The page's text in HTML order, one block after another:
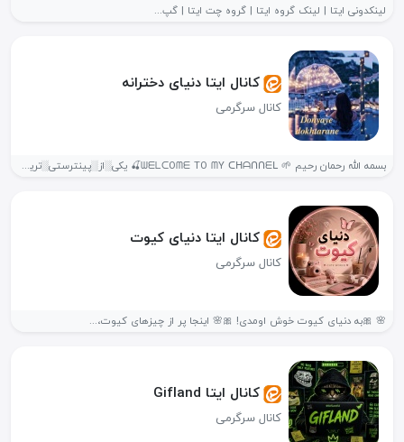
لینکدونی ایتا | لینک گروه ایتا | گروه چت ایتا | گپ...
کانال ایتا دنیای دخترانه
کانال سرگرمی
بسمه الله رحمان رحیم 🌱 ᗯᗴᒪᑕOᗰᗴ TO ᗰY ᑕᕼᗩᑎᑎᗴᒪ🍒 یکی░از░پینترستی░ترین░کانال░های░ایتا💖 （猿右リ履泳あフ)🎶 🍀مگه...
کانال ایتا دنیای کیوت
کانال سرگرمی
🌸 🎀به دنیای کیوت خوش اومدی! 🎀🌸 اینجا پر از چیزهای کیوت،...
کانال ایتا Gifland
کانال سرگرمی